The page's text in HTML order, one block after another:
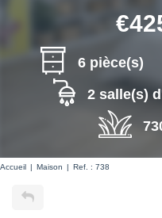
6 pièce(s)
2 salle(s)
Accueil Maison Ref. : 738